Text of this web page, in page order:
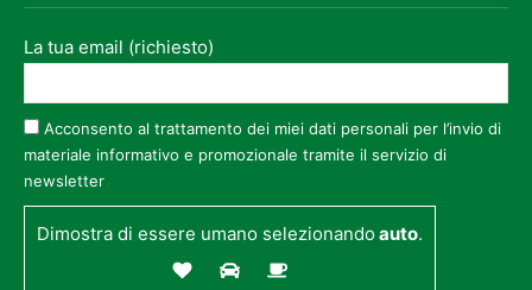
La tua email (richiesto)
Acconsento al trattamento dei miei dati personali per l’invio di
materiale informativo e promozionale tramite il servizio di
newsletter
Dimostra di essere umano selezionandoauto.